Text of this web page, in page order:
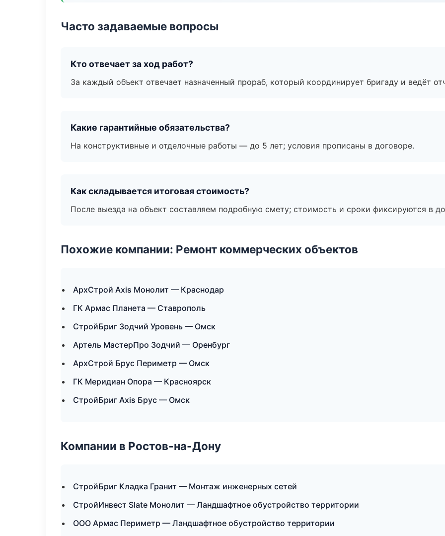
Часто задаваемые вопросы
Кто отвечает за ход работ?
За каждый объект отвечает назначенный прораб, который координирует бригаду и ведёт
Какие гарантийные обязательства?
На конструктивные и отделочные работы — до 5 лет; условия прописаны в договоре.
Как складывается итоговая стоимость?
После выезда на объект составляем подробную смету; стоимость и сроки фиксируются в
Похожие компании: Ремонт коммерческих объектов
АрхСтрой Axis Монолит — Краснодар
ГК Армас Планета — Ставрополь
СтройБриг Зодчий Уровень — Омск
Артель МастерПро Зодчий — Оренбург
АрхСтрой Брус Периметр — Омск
ГК Меридиан Опора — Красноярск
СтройБриг Axis Брус — Омск
Компании в Ростов-на-Дону
СтройБриг Кладка Гранит — Монтаж инженерных сетей
СтройИнвест Slate Монолит — Ландшафтное обустройство территории
ООО Армас Периметр — Ландшафтное обустройство территории